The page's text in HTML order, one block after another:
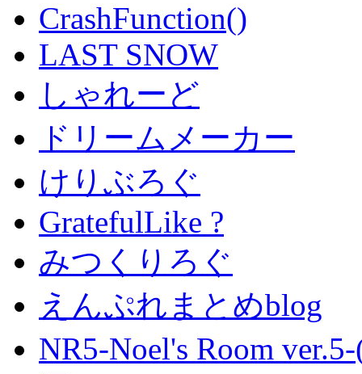
CrashFunction()
LAST SNOW
しゃれーど
ドリームメーカー
けりぶろぐ
GratefulLike ?
みつくりろぐ
えんぷれまとめblog
NR5-Noel's Room